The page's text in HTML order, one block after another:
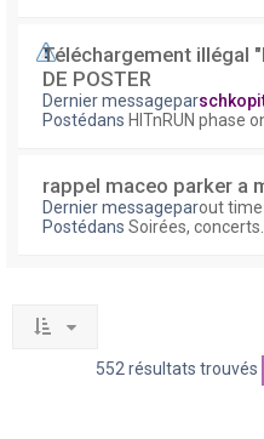
Téléchargement illégal
DE POSTER
Dernier messagepar
Postédans HITnRUN phase
rappel maceo parker a
Dernier messageparout time
Postédans Soirées, concerts...
552 résultats trouvés